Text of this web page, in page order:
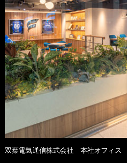
双葉電気通信株式会社 本社オフィス